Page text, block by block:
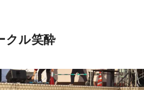
クル笑酔